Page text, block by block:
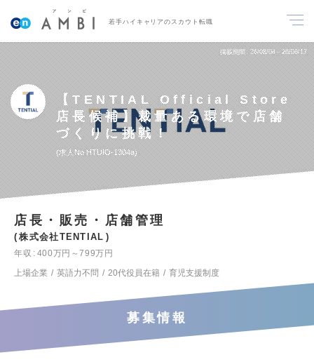
若手ハイキャリアのスカウト転職
掲載期間 26/08/04～26/08/17
【TENTIAL Official Store
店長候補】裁量ある環境で店舗
づくりに挑戦！
求人No.HTUIO-1304a
店長・販売・店舗管理
株式会社TENTIAL
年収
400万円～799万円
上場企業
英語力不問 20代役員在籍 育児支援制度
募集情報